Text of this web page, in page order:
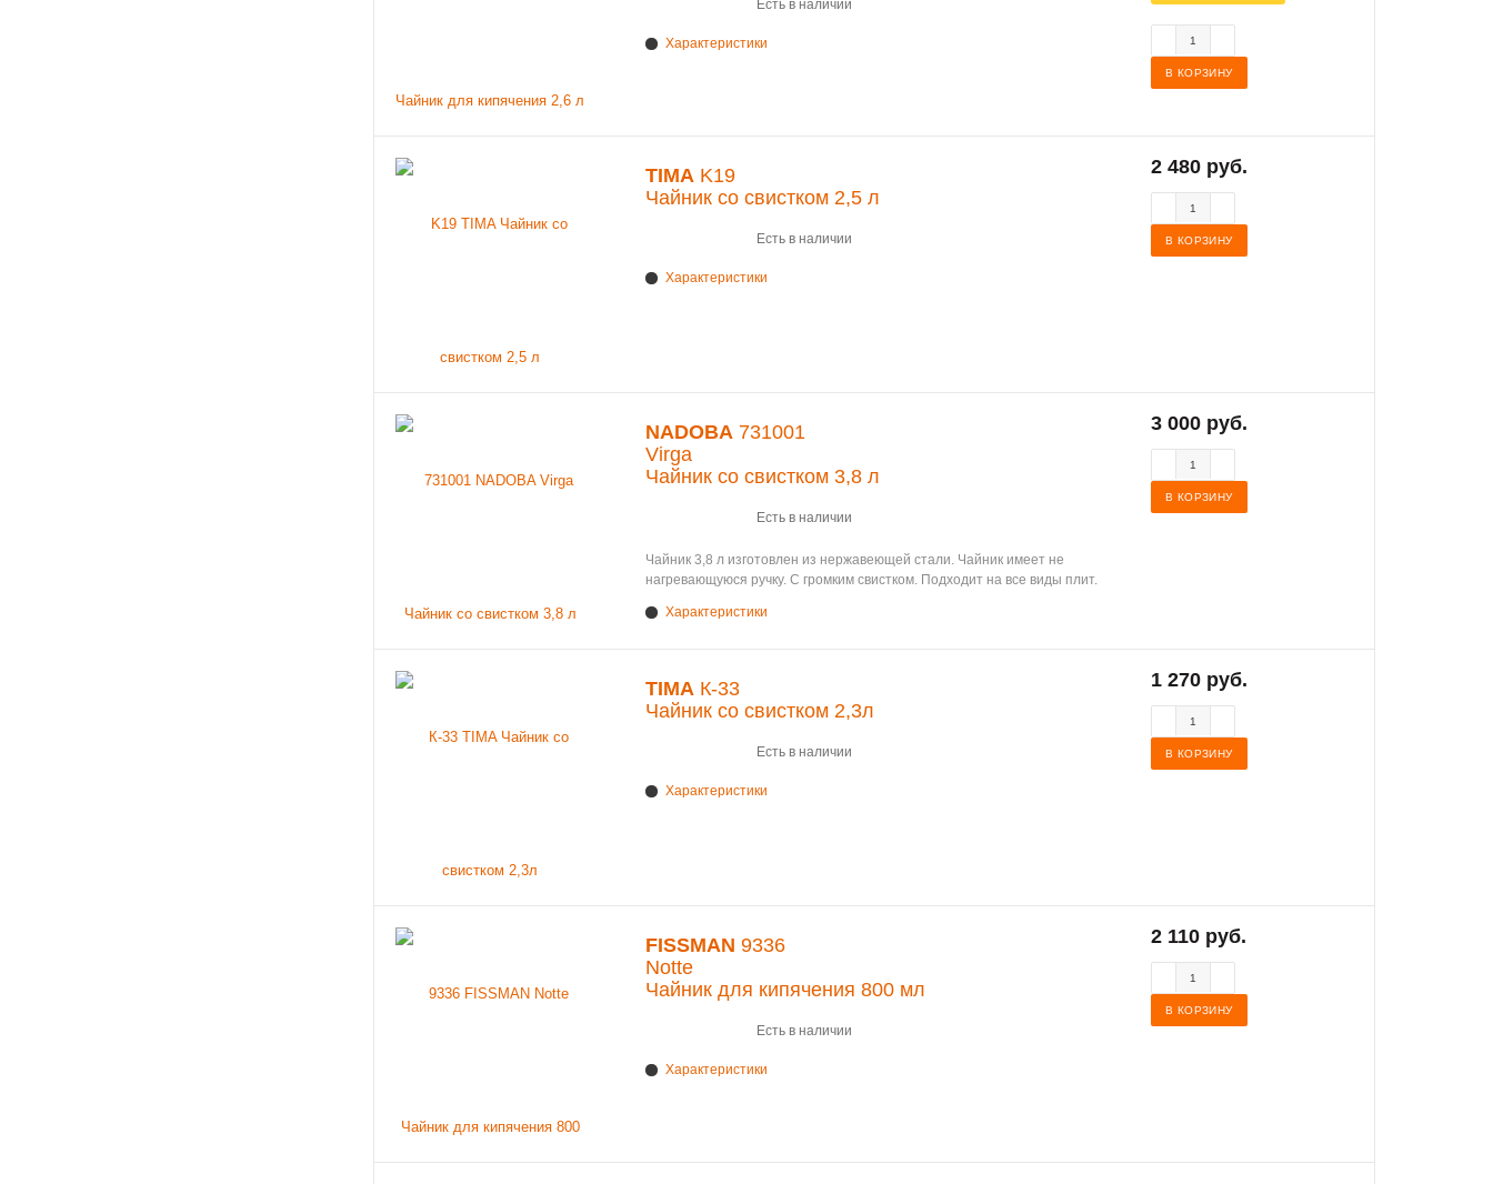
Есть в наличии
Характеристики
В КОРЗИНУ
TIMA K19
Чайник со свистком 2,5 л
Есть в наличии
Характеристики
2 480 руб.
В КОРЗИНУ
NADOBA 731001
Virga
Чайник со свистком 3,8 л
Есть в наличии
Чайник 3,8 л изготовлен из нержавеющей стали. Чайник имеет не
нагревающуюся ручку. С громким свистком. Подходит на все виды плит.
Характеристики
3 000 руб.
В КОРЗИНУ
TIMA К-33
Чайник со свистком 2,3л
Есть в наличии
Характеристики
1 270 руб.
В КОРЗИНУ
FISSMAN 9336
Notte
Чайник для кипячения 800 мл
Есть в наличии
Характеристики
2 110 руб.
В КОРЗИНУ